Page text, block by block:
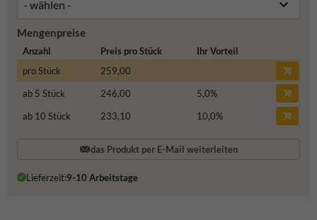
Mengenpreise
Anzahl Preis pro Stück
Ihr Vorteil
pro Stück
259,00
ab 5 Stück
246,00 5,0%
ab 10 Stück
233,10 10,0%
das Produkt per E-Mail weiterleiten
Lieferzeit:9-10 Arbeitstage